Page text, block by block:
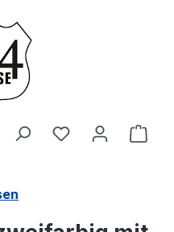
Du hast 0